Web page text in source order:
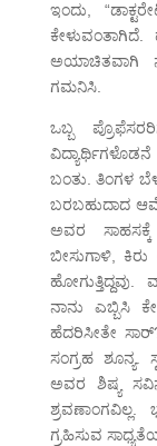
ಇಂದು,
ಅಯಾಚಿತವಾಗಿ
ಗಮನಿಸಿ.
ಒಬ್ಬ
ಬಂತು. ತಿಂಗಳ
ಬರಬಹುದಾದ
ಅವರ
ಬೀಸುಗಾಳಿ,
ಹೋಗುತ್ತಿದ್ದವು.
ನಾನು ಎಬ್ಬಿಸಿ
ಹೆದರಿಸೀತೇ
ಸಂಗ್ರಹ
ಅವರ ಶಿಷ್ಯ
ಗ್ರಹಿಸುವ